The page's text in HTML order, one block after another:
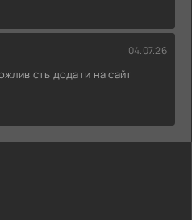
04.07.26
додати на сайт